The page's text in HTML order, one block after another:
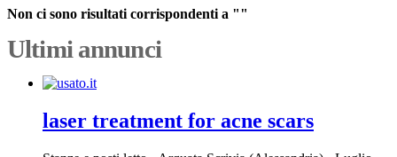
Non ci sono risultati corrispondenti a ""
Ultimi annunci
laser treatment for acne scars​